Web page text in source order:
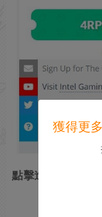
點擊進入：Steam
獲得更